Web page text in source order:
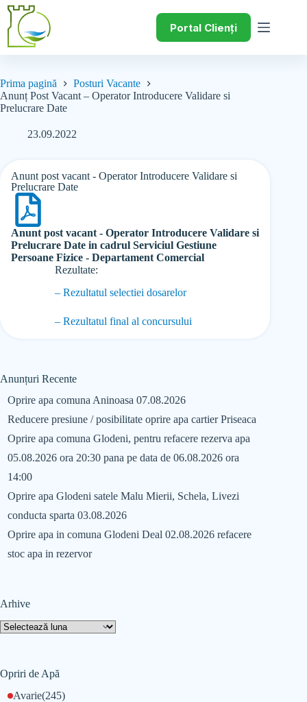
Portal Clienți
Prima pagină
Posturi Vacante
Anunț Post Vacant – Operator Introducere Validare si
Prelucrare Date
23.09.2022
Anunt post vacant - Operator Introducere Validare si
Prelucrare Date
Anunt post vacant - Operator Introducere Validare si
Prelucrare Date in cadrul Serviciul Gestiune
Persoane Fizice - Departament Comercial
Rezultate:
– Rezultatul selectiei dosarelor
– Rezultatul final al concursului
Anunțuri Recente
Oprire apa comuna Aninoasa 07.08.2026
Reducere presiune / posibilitate oprire apa cartier Priseaca
Oprire apa comuna Glodeni, pentru refacere rezerva apa
05.08.2026 ora 20:30 pana pe data de 06.08.2026 ora
14:00
Oprire apa Glodeni satele Malu Mierii, Schela, Livezi
conducta sparta 03.08.2026
Oprire apa in comuna Glodeni Deal 02.08.2026 refacere
stoc apa in rezervor
Arhive
Opriri de Apă
Avarie(245)